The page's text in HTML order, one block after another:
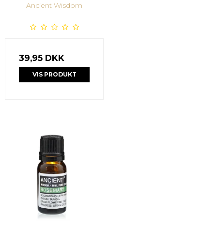
Ancient Wisdom
39,95 DKK
VIS PRODUKT